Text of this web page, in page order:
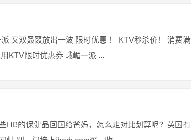
又双叒叕放出一波 限时优惠 ！ KTV秒杀价！ 消费满
KTV限时优惠券 峨嵋一派 ...
HB的保健品回国给爸妈，怎么走对比划算呢？英国有